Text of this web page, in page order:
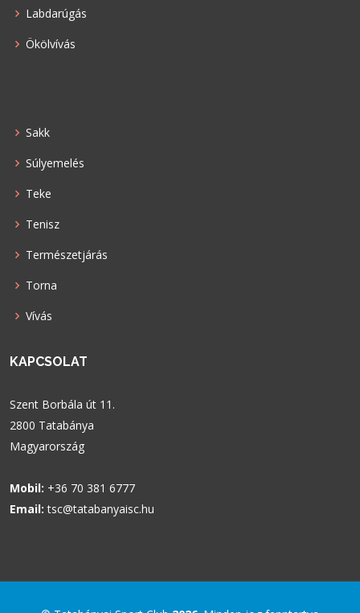
Labdarúgás
Ökölvívás
Sakk
Súlyemelés
Teke
Tenisz
Természetjárás
Torna
Vívás
KAPCSOLAT
Szent Borbála út 11.
2800 Tatabánya
Magyarország
Mobil: +36 70 381 6777
Email: tsc@tatabanyaisc.hu